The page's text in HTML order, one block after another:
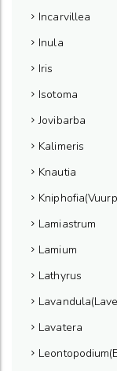
Incarvillea
Inula
Iris
Isotoma
Jovibarba
Kalimeris
Knautia
Lamiastrum
Lamium
Lathyrus
Lavatera